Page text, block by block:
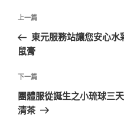
文
導
覽
上
一
篇
章
上一篇
東元服務站讓您安心
鼠膏
下
一
篇
下一篇
團體服從誕生之小琉球三
清茶